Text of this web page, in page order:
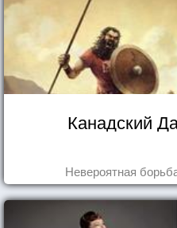
Канадский
Невероятная